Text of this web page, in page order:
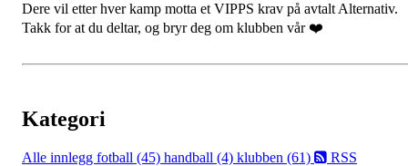
Dere vil etter hver kamp motta et VIPPS krav på avtalt Alternativ.
Takk for at du deltar, og bryr deg om klubben vår ❤️
Kategori
Alle innlegg fotball (45) handball (4) klubben (61) RSS